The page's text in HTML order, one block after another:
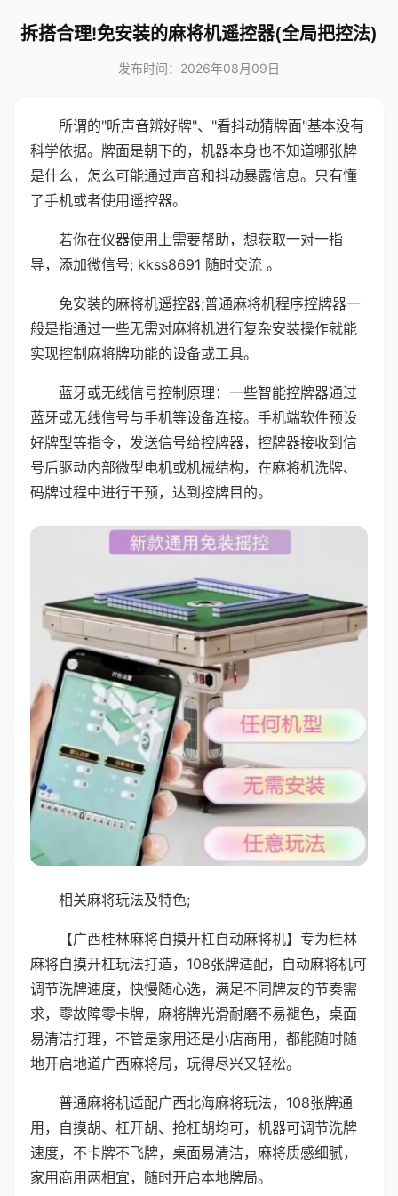
拆搭合理!免安装的麻将机遥控器(全局把控法)
发布时间：2026年08月09日
所谓的"听声音辨好牌"、"看抖动猜牌面"基本没有
科学依据。牌面是朝下的，机器本身也不知道哪张牌
是什么，怎么可能通过声音和抖动暴露信息。只有懂
了手机或者使用遥控器。
若你在仪器使用上需要帮助，想获取一对一指
导，添加微信号; kkss8691 随时交流 。
免安装的麻将机遥控器;普通麻将机程序控牌器一
般是指通过一些无需对麻将机进行复杂安装操作就能
实现控制麻将牌功能的设备或工具。
蓝牙或无线信号控制原理：一些智能控牌器通过
蓝牙或无线信号与手机等设备连接。手机端软件预设
好牌型等指令，发送信号给控牌器，控牌器接收到信
号后驱动内部微型电机或机械结构，在麻将机洗牌、
码牌过程中进行干预，达到控牌目的。
相关麻将玩法及特色;
【广西桂林麻将自摸开杠自动麻将机】专为桂林
麻将自摸开杠玩法打造，108张牌适配，自动麻将机可
调节洗牌速度，快慢随心选，满足不同牌友的节奏需
求，零故障零卡牌，麻将牌光滑耐磨不易褪色，桌面
易清洁打理，不管是家用还是小店商用，都能随时随
地开启地道广西麻将局，玩得尽兴又轻松。
普通麻将机适配广西北海麻将玩法，108张牌通
用，自摸胡、杠开胡、抢杠胡均可，机器可调节洗牌
速度，不卡牌不飞牌，桌面易清洁，麻将质感细腻，
家用商用两相宜，随时开启本地牌局。